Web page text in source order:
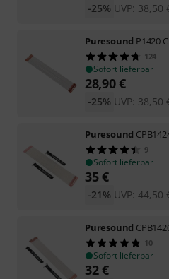
UVP: 38,50
-25%
Puresound P1420
124
Sofort lieferbar
28,90€
UVP: 38,50
-25%
Puresound
9
Sofort lieferbar
35€
UVP: 44,50
-21%
Puresound
10
Sofort lieferbar
32€